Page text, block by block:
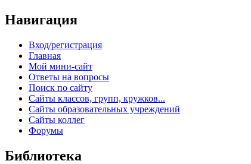
Навигация
Вход/регистрация
Главная
Мой мини-сайт
Ответы на вопросы
Поиск по сайту
Сайты классов, групп, кружков...
Сайты образовательных учреждений
Сайты коллег
Форумы
Библиотека